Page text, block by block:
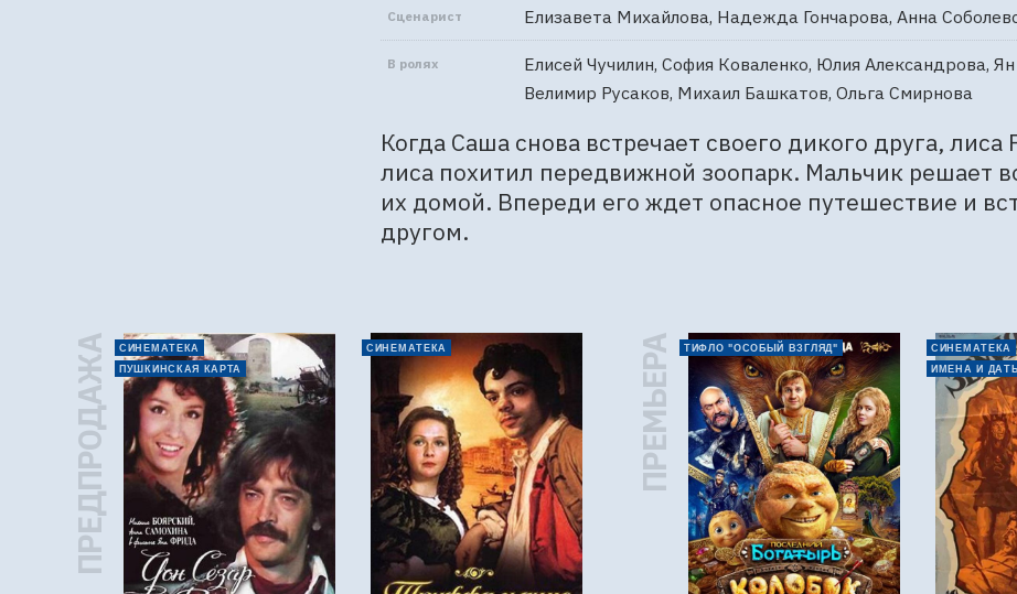
Сценарист Елизавета Михайлова, Надежда Гончарова, Анна
В ролях
Елисей Чучилин, София Коваленко, Юлия Александрова,
Велимир Русаков, Михаил Башкатов, Ольга Смирнова
Когда Саша снова встречает своего дикого друга,
лиса похитил передвижной зоопарк. Мальчик решает
их домой. Впереди его ждет опасное путешествие и
другом.
ПРЕДПРОДАЖА
СИНЕМАТЕКА
ПУШКИНСКАЯ КАРТА
СИНЕМАТЕКА ПРЕМЬЕРА ТИФЛО "ОСОБЫЙ ВЗГЛЯД"
СИНЕМАТЕКА
ИМЕНА И ДАТЫ